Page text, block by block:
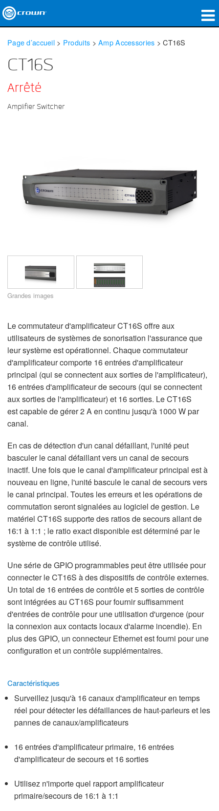
Applications
Audio en réseau
Où acheter
Support
Page d’accueil > Produits >Amp Accessories >CT16S
CT16S
Arrêté
Amplifier Switcher
Grandes images
Le commutateur d'amplificateur CT16S offre aux
utilisateurs de systèmes de sonorisation l'assurance que
leur système est opérationnel. Chaque commutateur
d'amplificateur comporte 16 entrées d'amplificateur
principal (qui se connectent aux sorties de l'amplificateur),
16 entrées d'amplificateur de secours (qui se connectent
aux sorties de l'amplificateur) et 16 sorties. Le CT16S
est capable de gérer 2 A en continu jusqu'à 1000 W par
canal.
En cas de détection d'un canal défaillant, l'unité peut
basculer le canal défaillant vers un canal de secours
inactif. Une fois que le canal d'amplificateur principal est à
nouveau en ligne, l'unité bascule le canal de secours vers
le canal principal. Toutes les erreurs et les opérations de
commutation seront signalées au logiciel de gestion. Le
matériel CT16S supporte des ratios de secours allant de
16:1 à 1:1 ; le ratio exact disponible est déterminé par le
système de contrôle utilisé.
Une série de GPIO programmables peut être utilisée pour
connecter le CT16S à des dispositifs de contrôle externes.
Un total de 16 entrées de contrôle et 5 sorties de contrôle
sont intégrées au CT16S pour fournir suffisamment
d'entrées de contrôle pour une utilisation d'urgence (pour
la connexion aux contacts locaux d'alarme incendie). En
plus des GPIO, un connecteur Ethernet est fourni pour une
configuration et un contrôle supplémentaires.
Caractéristiques
Surveillez jusqu'à 16 canaux d'amplificateur en temps
réel pour détecter les défaillances de haut-parleurs et les
pannes de canaux/amplificateurs
16 entrées d'amplificateur primaire, 16 entrées
d'amplificateur de secours et 16 sorties
Utilisez n'importe quel rapport amplificateur
primaire/secours de 16:1 à 1:1